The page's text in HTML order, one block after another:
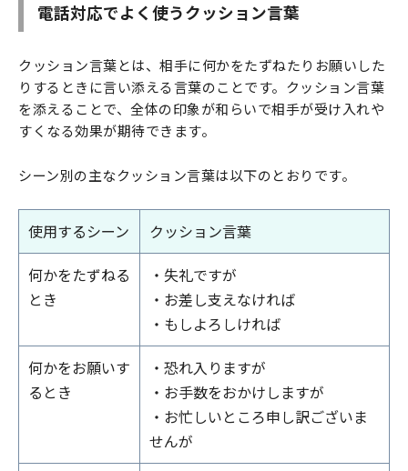
電話対応でよく使うクッション言葉
クッション言葉とは、相手に何かをたずねたりお願いした
りするときに言い添える言葉のことです。クッション言葉
を添えることで、全体の印象が和らいで相手が受け入れや
すくなる効果が期待できます。
シーン別の主なクッション言葉は以下のとおりです。
使用するシーン
クッション言葉
何かをたずねる
とき
・失礼ですが
・お差し支えなければ
・もしよろしければ
何かをお願いす
るとき
・恐れ入りますが
・お手数をおかけしますが
・お忙しいところ申し訳ございま
せんが